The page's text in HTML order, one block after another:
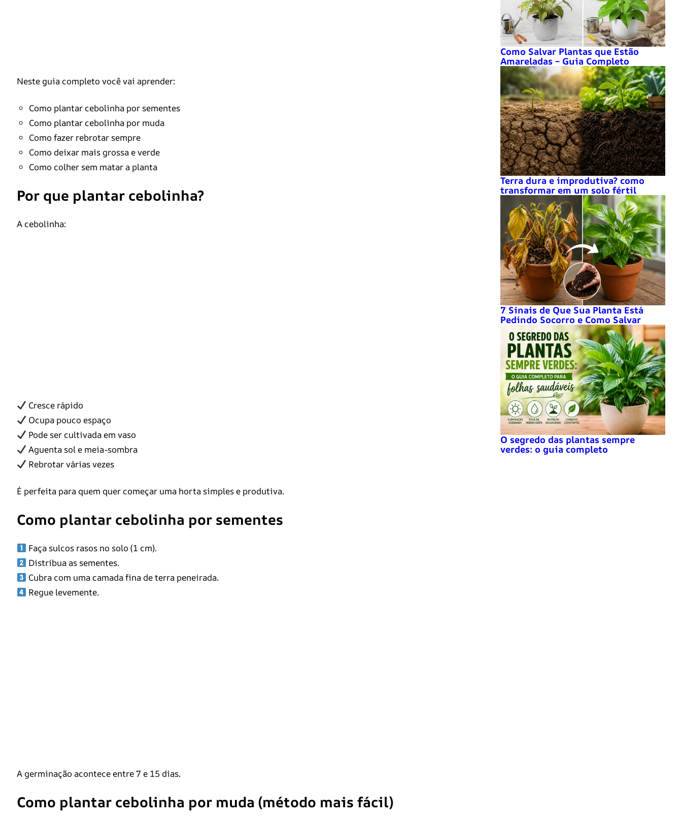
Neste guia completo você vai aprender:
Como plantar cebolinha por sementes
Como plantar cebolinha por muda
Como fazer rebrotar sempre
Como deixar mais grossa e verde
Como colher sem matar a planta
Por que plantar cebolinha?
A cebolinha:
Cresce rápido
Ocupa pouco espaço
Pode ser cultivada em vaso
Aguenta sol e meia-sombra
Rebrotar várias vezes
É perfeita para quem quer começar uma horta simples e produtiva.
Como plantar cebolinha por sementes
Faça sulcos rasos no solo (1 cm).
Distribua as sementes.
Cubra com uma camada fina de terra peneirada.
Regue levemente.
A germinação acontece entre 7 e 15 dias.
Como plantar cebolinha por muda (método mais fácil)
Como Salvar Plantas que Estão
Amareladas – Guia Completo
Terra dura e improdutiva? como
transformar em um solo fértil
7 Sinais de Que Sua Planta Está
Pedindo Socorro e Como Salvar
O segredo das plantas sempre
verdes: o guia completo